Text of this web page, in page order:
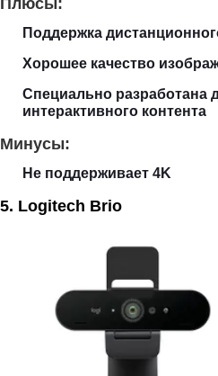
Поддержка
Хорошее качество
Специально разработана
интерактивного контента
Минусы:
Не поддерживает 4K
5. Logitech Brio